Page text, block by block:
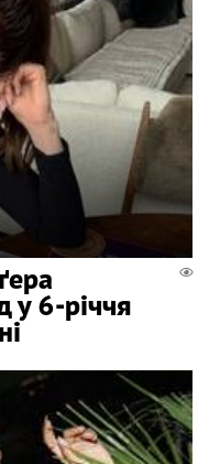
у 6-річчя